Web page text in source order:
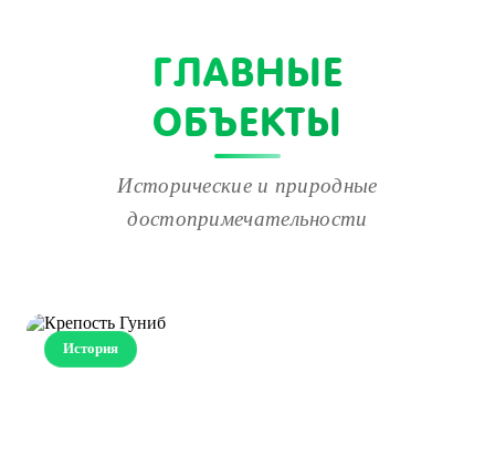
ГЛАВНЫЕ
ОБЪЕКТЫ
Исторические и природные
достопримечательности
История